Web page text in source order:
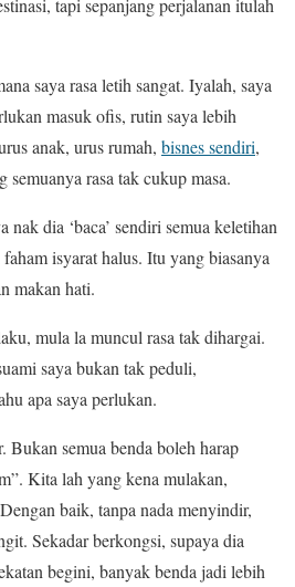
saya rasa letih sangat. Iyalah, saya
masuk ofis, rutin saya lebih
anak, urus rumah, bisnes sendiri,
semuanya rasa tak cukup masa.
dia ‘baca’ sendiri semua keletihan
isyarat halus. Itu yang biasanya
makan hati.
mula la muncul rasa tak dihargai.
saya bukan tak peduli,
apa saya perlukan.
Bukan semua benda boleh harap
Kita lah yang kena mulakan,
baik, tanpa nada menyindir,
Sekadar berkongsi, supaya dia
begini, banyak benda jadi lebih